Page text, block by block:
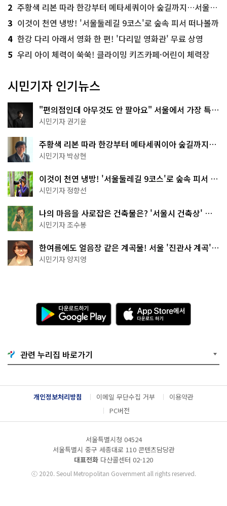
2 주황색 리본 따라 한강부터 메타세쿼이아 숲길까지…서울둘레길 15코스
3 이것이 천연 냉방! '서울둘레길 9코스'로 숲속 피서 떠나볼까
4 한강 다리 아래서 영화 한 편! '다리밑 영화관' 무료 상영
5 우리 아이 체력이 쑥쑥! 클라이밍 키즈카페·어린이 체력장
시민기자 인기뉴스
"편의점인데 아무것도 안 팔아요" 서울에서 가장 특별
한 편의점의 정체
시민기자 권기윤
주황색 리본 따라 한강부터 메타세쿼이아 숲길까지…
서울둘레길 15코스
시민기자 박상현
이것이 천연 냉방! '서울둘레길 9코스'로 숲속 피서 떠
나볼까
시민기자 정향선
나의 마음을 사로잡은 건축물은? '서울시 건축상' 수
상작 공개!
시민기자 조수봉
한여름에도 얼음장 같은 계곡물! 서울 '진관사 계곡'이
천국이네~
시민기자 양지영
다
운
로
기
G
o
g
l
e
A
p
p
e
서
다
운
관련 누리집 바로가기
개인정보처리방침 이메일 무단수집 거부
이용약관
PC버전
서울특별시청 04524
서울특별시 중구 세종대로 110 콘텐츠담당관
대표전화 다산콜센터 02-120
ⓒ2020. Seoul Metropolitan Government all rights reserved.